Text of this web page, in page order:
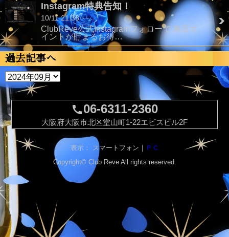
Instagram特典告知！
10/11 21:33
ClubReve公式Instagramフォローで 来店ポ
イントが貯まるお得…
過去記事へ
call06-6311-2360
大阪府大阪市北区堂山町1-22エビスビル2F
表示： スマートフォン｜ ＰＣ
Copyright© Club ReveAll rights reserved.